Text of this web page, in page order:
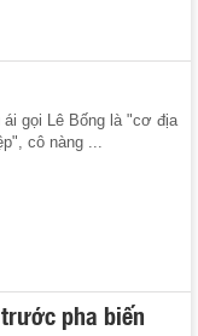
ái gọi Lê Bống là "cơ địa
cô nàng ...
pha biến